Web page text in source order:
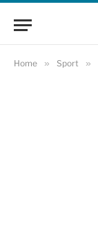
Home » Sport »